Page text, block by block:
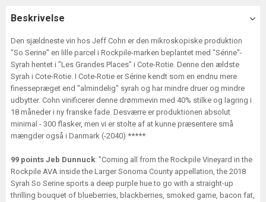
Beskrivelse
Den sjældneste vin hos Jeff Cohn er den mikroskopiske produktion
"So Serine" en lille parcel i Rockpile-marken beplantet med "Sérine"-
Syrah hentet i "Les Grandes Places" i Cote-Rotie. Denne den ældste
Syrah i Cote-Rotie. I Cote-Rotie er Sérine kendt som en endnu mere
finessepræget end "almindelig" syrah og har mindre druer og mindre
udbytter. Cohn vinificerer denne drømmevin med 40% stilke og lagring i
18 måneder i ny franske fade. Desværre er produktionen absolut
minimal - 300 flasker, men vi er stolte af at kunne præsentere små
mængder også i Danmark (-2040) *****
99 points Jeb Dunnuck: "Coming all from the Rockpile Vineyard in the
Rockpile AVA inside the Larger Sonoma County appellation, the 2018
Syrah So Serine sports a deep purple hue to go with a straight-up
thrilling bouquet of blueberries, blackberries, smoked game, bacon fat,